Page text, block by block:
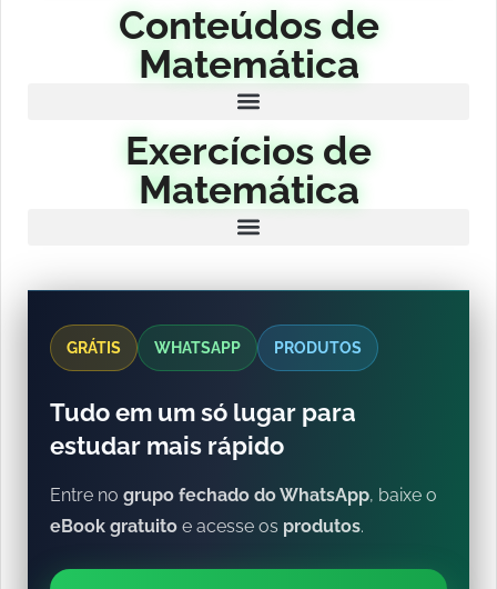
Conteúdos de
Matemática
Exercícios de
Matemática
GRÁTIS WHATSAPP PRODUTOS
Tudo em um só lugar para
estudar mais rápido
Entre no grupo fechado do WhatsApp, baixe o
eBook gratuito e acesse os produtos.